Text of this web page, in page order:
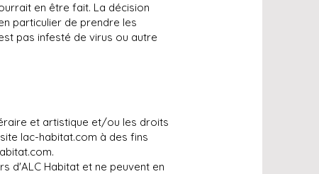
en être fait. La décision
particulier de prendre les
pas infesté de virus ou autre
et artistique et/ou les droits
lac-habitat.com à des fins
d'ALC Habitat et ne peuvent en